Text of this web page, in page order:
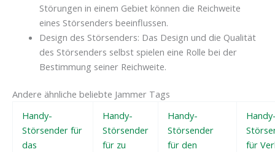
Störungen in einem Gebiet können die Reichweite
eines Störsenders beeinflussen.
Design des Störsenders: Das Design und die Qualität
des Störsenders selbst spielen eine Rolle bei der
Bestimmung seiner Reichweite.
Andere ähnliche beliebte Jammer Tags
Handy-
Störsender für
das
Handy-
Störsender
für zu
Handy-
Störsender
für den
für